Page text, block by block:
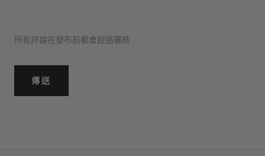
所有評論在發布前都會經過審核
傳送